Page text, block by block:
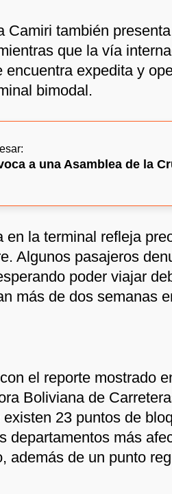
Camiri también
que la vía
encuentra expedita y
bimodal.
a una Asamblea de la
en la terminal refleja
Algunos pasajeros
poder viajar
más de dos semanas
el reporte mostrado
Boliviana de
23 puntos de
departamentos más
además de un punto